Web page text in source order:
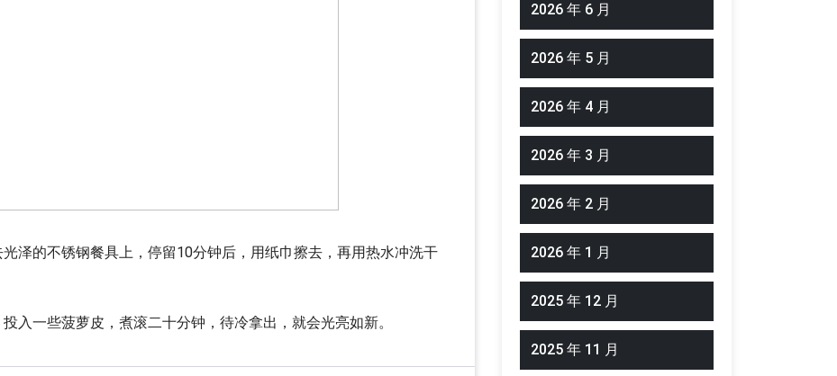
泽的不锈钢餐具上，停留10分钟后，用纸巾擦去，再用热水冲洗干
入一些菠萝皮，煮滚二十分钟，待冷拿出，就会光亮如新。
2026 年 6 月
2026 年 5 月
2026 年 4 月
2026 年 3 月
2026 年 2 月
2026 年 1 月
2025 年 12 月
2025 年 11 月